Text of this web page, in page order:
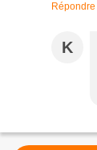
Répondre
K